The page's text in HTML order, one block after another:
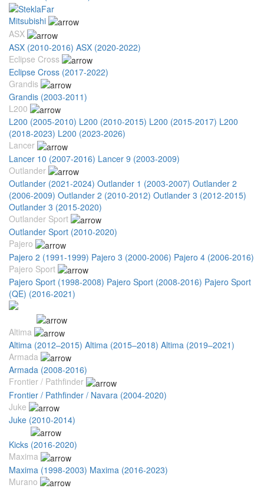
Mitsubishi
ASX
ASX (2010-2016) ASX (2020-2022)
Eclipse Cross
Eclipse Cross (2017-2022)
Grandis
Grandis (2003-2011)
L200
L200 (2005-2010) L200 (2010-2015) L200 (2015-2017) L200
(2018-2023) L200 (2023-2026)
Lancer
Lancer 10 (2007-2016) Lancer 9 (2003-2009)
Outlander
Outlander (2021-2024) Outlander 1 (2003-2007) Outlander 2
(2006-2009) Outlander 2 (2010-2012) Outlander 3 (2012-2015)
Outlander 3 (2015-2020)
Outlander Sport
Outlander Sport (2010-2020)
Pajero
Pajero 2 (1991-1999) Pajero 3 (2000-2006) Pajero 4 (2006-2016)
Pajero Sport
Pajero Sport (1998-2008) Pajero Sport (2008-2016) Pajero Sport
(QE) (2016-2021)
Altima
Altima (2012–2015) Altima (2015–2018) Altima (2019–2021)
Armada
Armada (2008-2016)
Frontier / Pathfinder
Frontier / Pathfinder / Navara (2004-2020)
Juke
Juke (2010-2014)
Kicks (2016-2020)
Maxima
Maxima (1998-2003) Maxima (2016-2023)
Murano